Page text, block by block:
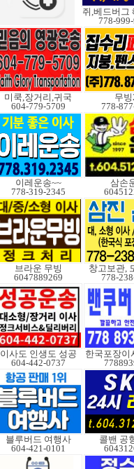
778-
미쿡,장거리,귀국
604-779-5709
무
778-
이레운송~~
778-319-2345
삼손
브라운 무빙
6047889269
창고보관,
778-
이사도 인생도 성공
604-442-0737
블루버드 여행사
604-421-0101
콜밴 공